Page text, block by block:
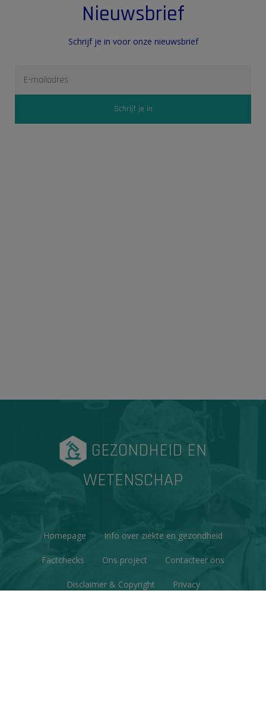
Nieuwsbrief
Schrijf je in voor onze nieuwsbrief
GEZONDHEID EN
WETENSCHAP
Homepage Info over ziekte en gezondheid
Factchecks Ons project Contacteer ons
Disclaimer & Copyright Privacy